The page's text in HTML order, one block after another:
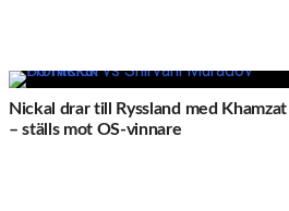
Nickal drar till Ryssland med Khamzat
– ställs mot OS-vinnare